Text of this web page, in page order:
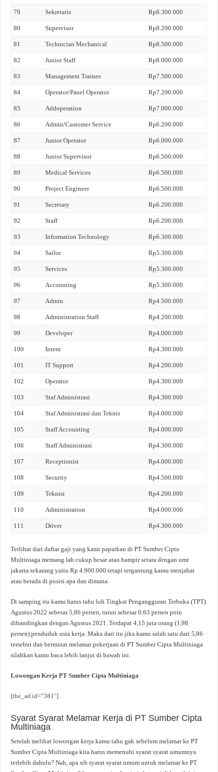
79 Sekretaris Rp8.300.000
80 Supervisor Rp8.200.000
81 Technician Mechanical Rp8.500.000
82 Junior Staff Rp8.000.000
83 Management Trainee Rp7.500.000
84 Operator/Panel Operator Rp7.200.000
85 Addoperation Rp7.000.000
86 Admin/Customer Service Rp6.200.000
87 Junior Operator Rp6.000.000
88 Junior Supervisor Rp6.500.000
89 Medical Services Rp6.500.000
90 Project Engineer Rp6.500.000
91 Secretary Rp6.200.000
92 Staff Rp6.200.000
93 Information Technology Rp6.300.000
94 Sailor Rp5.300.000
95 Services Rp5.300.000
96 Accounting Rp5.300.000
97 Admin Rp4.500.000
98 Administration Staff Rp4.200.000
99 Developer Rp4.000.000
100 Intern Rp4.300.000
101 IT Support Rp4.200.000
102 Operator Rp4.300.000
103 Staf Administrasi Rp4.300.000
104 Staf Administrasi dan Teknis Rp4.000.000
105 Staff Accounting Rp4.000.000
106 Staff Administrasi Rp4.300.000
107 Receptionist Rp4.000.000
108 Security Rp4.500.000
109 Teknisi Rp4.200.000
110 Administration Rp4.000.000
111 Driver Rp4.300.000
Terlihat dari daftar gaji yang kami paparkan di PT Sumber Cipta
Multiniaga memang lah cukup besar atau hampir setara dengan umr
jakarta sekarang yaitu Rp 4.900.000 tetapi tergantung kamu menjabat
atau berada di posisi apa dan dimana.
Di samping itu kamu harus tahu loh Tingkat Pengangguran Terbuka (TPT)
Agustus 2022 sebesar 5,86 persen, turun sebesar 0,63 persen poin
dibandingkan dengan Agustus 2021. Terdapat 4,15 juta orang (1,98
persen) penduduk usia kerja. Maka dari itu jika kamu salah satu dari 5,86
tersebut dan berminat melamar pekerjaan di PT Sumber Cipta Multiniaga
silahkan kamu baca lebih lanjut di bawah ini.
Lowongan Kerja PT Sumber Cipta Multiniaga
[the_ad id=”381″]
Syarat Syarat Melamar Kerja di PT Sumber Cipta
Multiniaga
Setelah melihat lowongan kerja kamu tahu gak sebelum melamar ke PT
Sumber Cipta Multiniaga kita harus memenuhi syarat syarat umumnya
terlebih dahulu? Nah, apa sih syarat syarat umum untuk melamar ke PT